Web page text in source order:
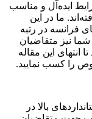
ایده‌آل و مناسب
ما در این
فرانسه در رتبه
نیز متقاضیان
انتهای این مقاله
را کسب نمایید.
بالا در